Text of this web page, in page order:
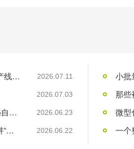
人工摆盘效率低怎么解决？一台唯思特整列机，让产线效率翻5倍 2026.07.11
2026.07.03
“不买唯思特，你可能省了小钱，却亏了大钱”：揭秘自动化整列的“隐性成本”黑洞 2026.06.23
“用工荒”只是表象：制造业老板必须看清的“效率陷阱”与“品质红利” 2026.06.22
小批
微型
一个